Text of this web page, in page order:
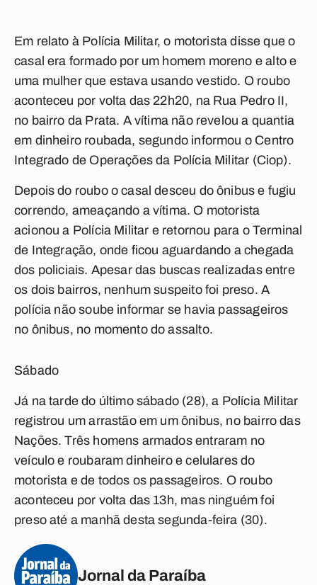
Em relato à Polícia Militar, o motorista disse que o
casal era formado por um homem moreno e alto e
uma mulher que estava usando vestido. O roubo
aconteceu por volta das 22h20, na Rua Pedro II,
no bairro da Prata. A vítima não revelou a quantia
em dinheiro roubada, segundo informou o Centro
Integrado de Operações da Polícia Militar (Ciop).
Depois do roubo o casal desceu do ônibus e fugiu
correndo, ameaçando a vítima. O motorista
acionou a Polícia Militar e retornou para o Terminal
de Integração, onde ficou aguardando a chegada
dos policiais. Apesar das buscas realizadas entre
os dois bairros, nenhum suspeito foi preso. A
polícia não soube informar se havia passageiros
no ônibus, no momento do assalto.
Sábado
Já na tarde do último sábado (28), a Polícia Militar
registrou um arrastão em um ônibus, no bairro das
Nações. Três homens armados entraram no
veículo e roubaram dinheiro e celulares do
motorista e de todos os passageiros. O roubo
aconteceu por volta das 13h, mas ninguém foi
preso até a manhã desta segunda-feira (30).
Jornal da Paraíba